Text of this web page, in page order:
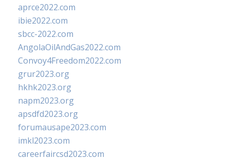
aprce2022.com
ibie2022.com
sbcc-2022.com
AngolaOilAndGas2022.com
Convoy4Freedom2022.com
grur2023.org
hkhk2023.org
napm2023.org
apsdfd2023.org
forumausape2023.com
imkl2023.com
careerfaircsd2023.com